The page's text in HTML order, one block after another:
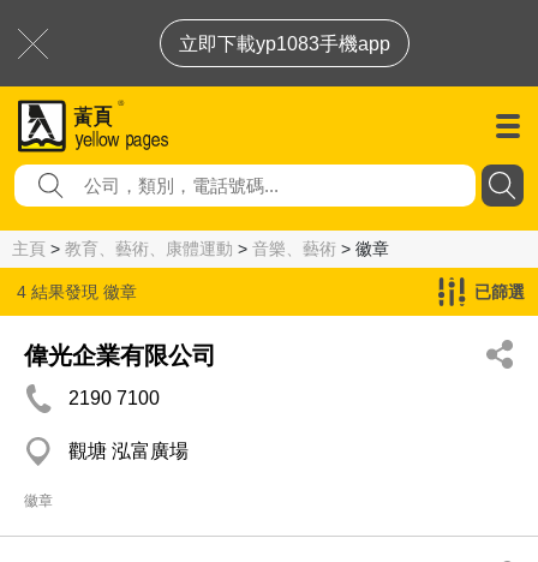
立即下載yp1083手機app
主頁 > 教育、藝術、康體運動 > 音樂、藝術 > 徽章
4 結果發現 徽章 已篩選
偉光企業有限公司
2190 7100
觀塘 泓富廣場
徽章